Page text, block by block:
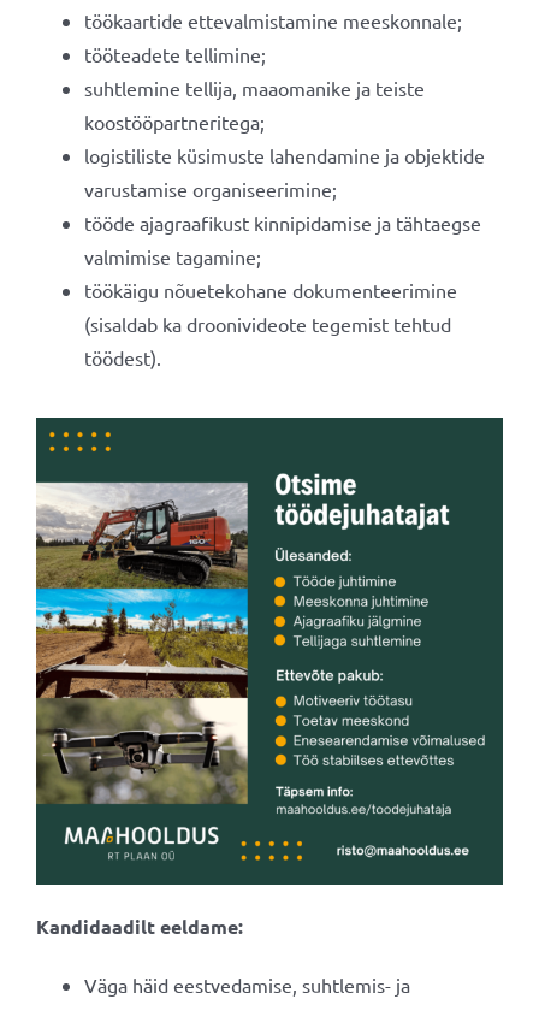
töökaartide ettevalmistamine meeskonnale;
tööteadete tellimine;
suhtlemine tellija, maaomanike ja teiste
koostööpartneritega;
logistiliste küsimuste lahendamine ja objektide
varustamise organiseerimine;
tööde ajagraafikust kinnipidamise ja tähtaegse
valmimise tagamine;
töökäigu nõuetekohane dokumenteerimine
(sisaldab ka droonivideote tegemist tehtud
töödest).
Kandidaadilt eeldame:
Väga häid eestvedamise, suhtlemis- ja